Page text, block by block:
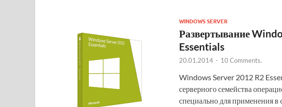
WINDOWS SERVER
Развертывание
Essentials
20.01.2014 - 10 Comments.
Windows Server 2012 R2
серверного семейства
специально для применения в